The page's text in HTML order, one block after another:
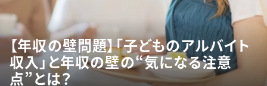
【年収の壁問題】「子どものアルバイト
収入」と年収の壁の“気になる注意
点”とは？